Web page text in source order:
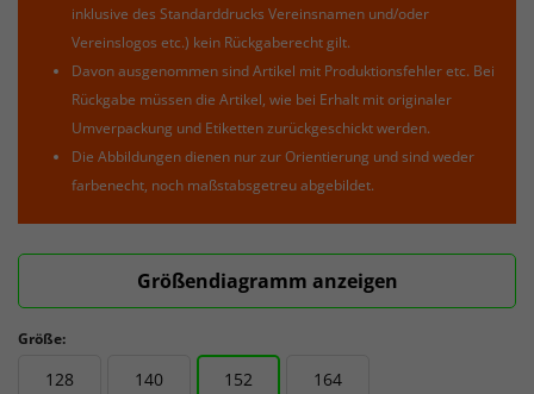
inklusive des Standarddrucks Vereinsnamen und/oder
Vereinslogos etc.) kein Rückgaberecht gilt.
Davon ausgenommen sind Artikel mit Produktionsfehler etc. Bei
Rückgabe müssen die Artikel, wie bei Erhalt mit originaler
Umverpackung und Etiketten zurückgeschickt werden.
Die Abbildungen dienen nur zur Orientierung und sind weder
farbenecht, noch maßstabsgetreu abgebildet.
Größendiagramm anzeigen
Größe:
128 140 152 164